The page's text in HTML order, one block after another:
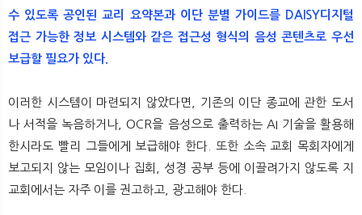
수 있도록 공인된 교리 요약본과 이단 분별 가이드를 DAISY디지털
접근 가능한 정보 시스템와 같은 접근성 형식의 음성 콘텐츠로 우선
보급할 필요가 있다.
이러한 시스템이 마련되지 않았다면, 기존의 이단 종교에 관한 도서
나 서적을 녹음하거나, OCR을 음성으로 출력하는 AI 기술을 활용해
한시라도 빨리 그들에게 보급해야 한다. 또한 소속 교회 목회자에게
보고되지 않는 모임이나 집회, 성경 공부 등에 이끌려가지 않도록 지
교회에서는 자주 이를 권고하고, 광고해야 한다.